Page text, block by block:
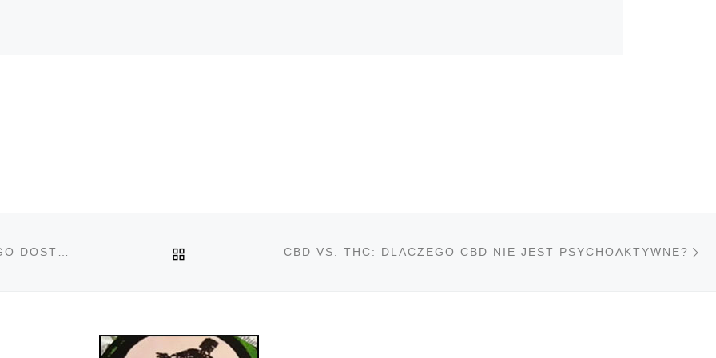
TEST TRZEŹWOŚCI MARIHUANY BĘDZIE NIEDŁUGO DOSTĘPNY POWRÓT DO LISTY POSTÓW
CBD VS. THC: DLACZEGO CBD NIE JEST PSYCHOAKTYWNE?